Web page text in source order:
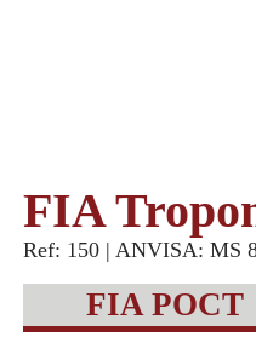
FIA
Ref: 150 | ANVISA: MS
FIA POCT